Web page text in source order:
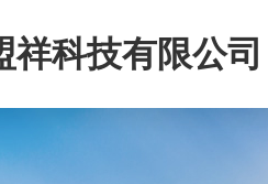
祥科技有限公司